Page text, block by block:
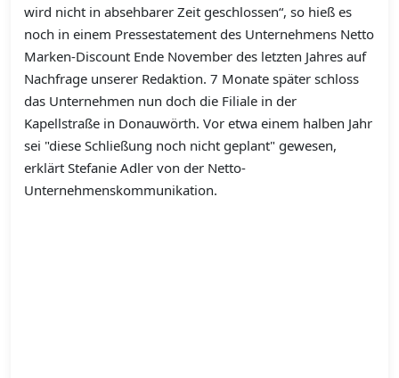
wird nicht in absehbarer Zeit geschlossen“, so hieß es
noch in einem Pressestatement des Unternehmens Netto
Marken-Discount Ende November des letzten Jahres auf
Nachfrage unserer Redaktion. 7 Monate später schloss
das Unternehmen nun doch die Filiale in der
Kapellstraße in Donauwörth. Vor etwa einem halben Jahr
sei "diese Schließung noch nicht geplant" gewesen,
erklärt Stefanie Adler von der Netto-
Unternehmenskommunikation.